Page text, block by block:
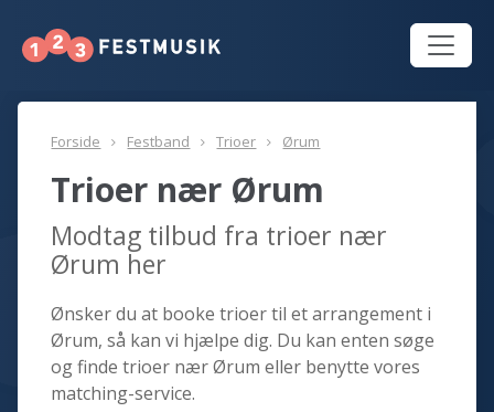
Forside Festband Trioer Ørum
Trioer nær Ørum
Modtag tilbud fra trioer nær
Ørum her
Ønsker du at booke trioer til et arrangement i
Ørum, så kan vi hjælpe dig. Du kan enten søge
og finde trioer nær Ørum eller benytte vores
matching-service.